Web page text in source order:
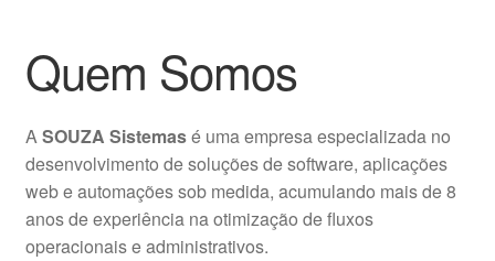
Serviços
Produtos
Blog
Quem Somos
ASOUZA Sistemasé uma empresa especializada no
desenvolvimento de soluções de software, aplicações
web e automações sob medida, acumulando mais de 8
anos de experiência na otimização de fluxos
operacionais e administrativos.